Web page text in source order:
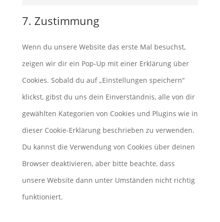
sonstiges
7. Zustimmung
Wenn du unsere Website das erste Mal besuchst,
zeigen wir dir ein Pop-Up mit einer Erklärung über
Cookies. Sobald du auf „Einstellungen speichern“
klickst, gibst du uns dein Einverständnis, alle von dir
gewählten Kategorien von Cookies und Plugins wie in
dieser Cookie-Erklärung beschrieben zu verwenden.
Du kannst die Verwendung von Cookies über deinen
Browser deaktivieren, aber bitte beachte, dass
unsere Website dann unter Umständen nicht richtig
funktioniert.